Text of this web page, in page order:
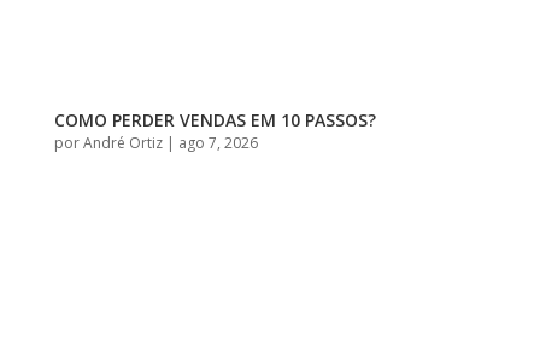
COMO PERDER VENDAS EM 10 PASSOS?
porAndré Ortiz| ago 7, 2026